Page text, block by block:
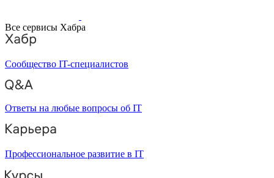
Все сервисы Хабра
Сообщество IT-специалистов
Ответы на любые вопросы об IT
Профессиональное развитие в IT